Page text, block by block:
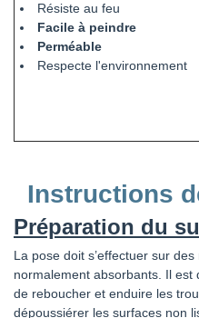
Résiste au feu
Facile à peindre
Perméable
Respecte l'environnement
Instructions
Préparation du
La pose doit s’effectuer sur des
normalement absorbants. Il est
de reboucher et enduire les
dépoussiérer les surfaces non